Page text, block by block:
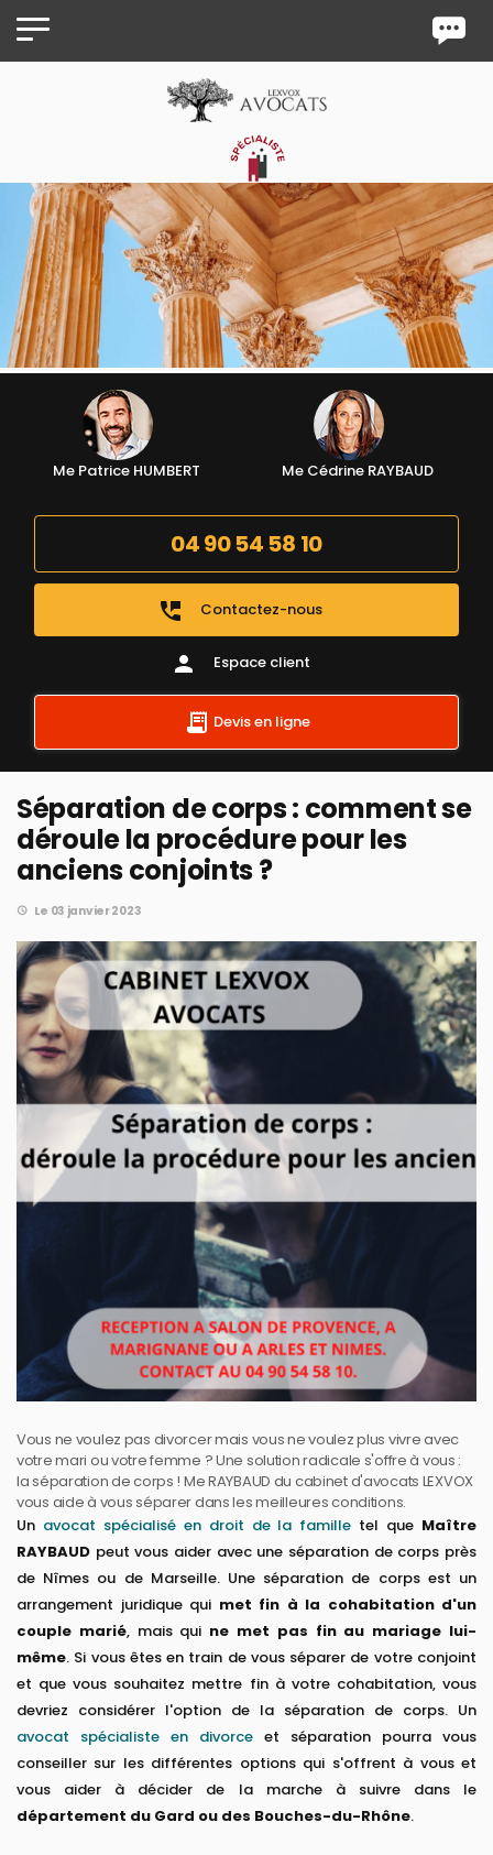
Me Patrice HUMBERT Me Cédrine RAYBAUD
04 90 54 58 10
perm_phone_msg Contactez-nous
person Espace client
Devis en ligne
Séparation de corps : comment se
déroule la procédure pour les
anciens conjoints ?
Le 03 janvier 2023
Vous ne voulez pas divorcer mais vous ne voulez plus vivre avec
votre mari ou votre femme ? Une solution radicale s'offre à vous :
la séparation de corps ! Me RAYBAUD du cabinet d'avocats LEXVOX
vous aide à vous séparer dans les meilleures conditions.
Un avocat spécialisé en droit de la famille tel que Maître
RAYBAUD peut vous aider avec une séparation de corps près
de Nîmes ou de Marseille. Une séparation de corps est un
arrangement juridique qui met fin à la cohabitation d'un
couple marié, mais qui ne met pas fin au mariage lui-
même. Si vous êtes en train de vous séparer de votre conjoint
et que vous souhaitez mettre fin à votre cohabitation, vous
devriez considérer l'option de la séparation de corps. Un
avocat spécialiste en divorce et séparation pourra vous
conseiller sur les différentes options qui s'offrent à vous et
vous aider à décider de la marche à suivre dans le
département du Gard ou des Bouches-du-Rhône.